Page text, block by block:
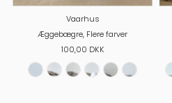
Vaarhus
Æggebægre, Flere farver
100,00 DKK